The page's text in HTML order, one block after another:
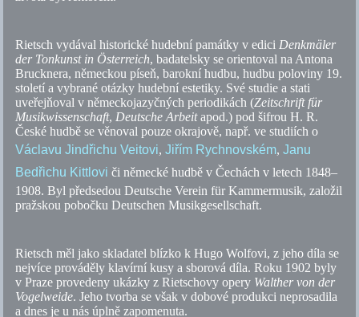
Rietsch vydával historické hudební památky v ediciDenkmäler
der Tonkunst in Österreich, badatelsky se orientoval na Antona
Brucknera, německou píseň, barokní hudbu, hudbu poloviny 19.
století a vybrané otázky hudební estetiky. Své studie a stati
uveřejňoval v německojazyčných periodikách (Zeitschrift für
Musikwissenschaft,Deutsche Arbeit apod.) pod šifrou H. R.
České hudbě se věnoval pouze okrajově,např. ve studiích o
Václavu Jindřichu Veitovi,Jiřím Rychnovském,Janu
Bedřichu Kittlovi či německé hudbě v Čechách v letech 1848–
1908. Byl předsedou Deutsche Verein für Kammermusik, založil
pražskou pobočku Deutschen Musikgesellschaft.
Rietsch měl jako skladatel blízko k Hugo Wolfovi, z jeho díla se
nejvíce prováděly klavírní kusy a sborová díla. Roku 1902 byly
v Praze provedeny ukázky z Rietschovy opery Walther von der
Vogelweide. Jeho tvorba se však v dobové produkci neprosadila
a dnes je u nás úplně zapomenuta.